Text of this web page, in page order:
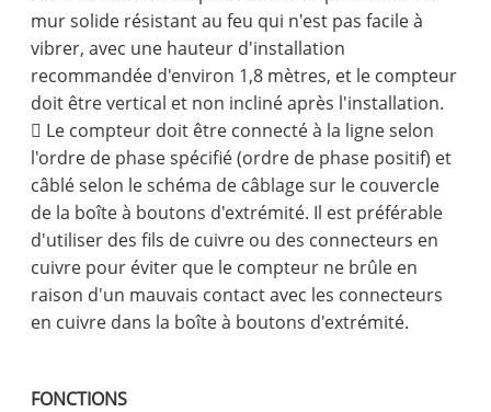
mur solide résistant au feu qui n'est pas facile à
vibrer, avec une hauteur d'installation
recommandée d'environ 1,8 mètres, et le compteur
doit être vertical et non incliné après l'installation.
 Le compteur doit être connecté à la ligne selon
l'ordre de phase spécifié (ordre de phase positif) et
câblé selon le schéma de câblage sur le couvercle
de la boîte à boutons d'extrémité. Il est préférable
d'utiliser des fils de cuivre ou des connecteurs en
cuivre pour éviter que le compteur ne brûle en
raison d'un mauvais contact avec les connecteurs
en cuivre dans la boîte à boutons d'extrémité.
FONCTIONS